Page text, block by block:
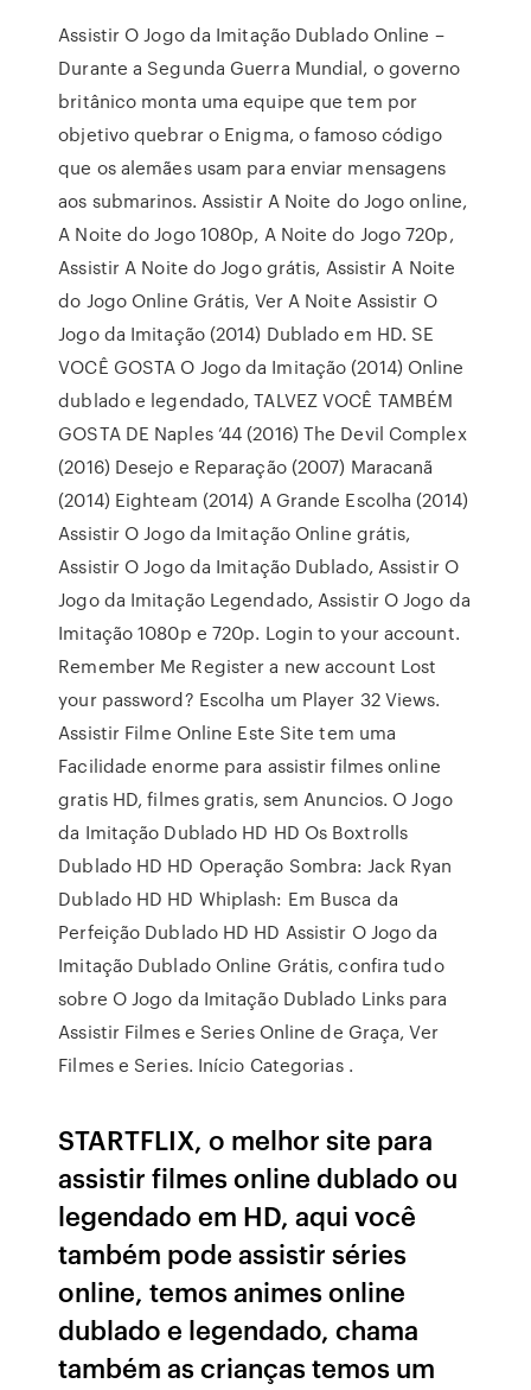
Assistir O Jogo da Imitação Dublado Online –
Durante a Segunda Guerra Mundial, o governo
britânico monta uma equipe que tem por
objetivo quebrar o Enigma, o famoso código
que os alemães usam para enviar mensagens
aos submarinos. Assistir A Noite do Jogo online,
A Noite do Jogo 1080p, A Noite do Jogo 720p,
Assistir A Noite do Jogo grátis, Assistir A Noite
do Jogo Online Grátis, Ver A Noite Assistir O
Jogo da Imitação (2014) Dublado em HD. SE
VOCÊ GOSTA O Jogo da Imitação (2014) Online
dublado e legendado, TALVEZ VOCÊ TAMBÉM
GOSTA DE Naples ’44 (2016) The Devil Complex
(2016) Desejo e Reparação (2007) Maracanã
(2014) Eighteam (2014) A Grande Escolha (2014)
Assistir O Jogo da Imitação Online grátis,
Assistir O Jogo da Imitação Dublado, Assistir O
Jogo da Imitação Legendado, Assistir O Jogo da
Imitação 1080p e 720p. Login to your account.
Remember Me Register a new account Lost
your password? Escolha um Player 32 Views.
Assistir Filme Online Este Site tem uma
Facilidade enorme para assistir filmes online
gratis HD, filmes gratis, sem Anuncios. O Jogo
da Imitação Dublado HD HD Os Boxtrolls
Dublado HD HD Operação Sombra: Jack Ryan
Dublado HD HD Whiplash: Em Busca da
Perfeição Dublado HD HD Assistir O Jogo da
Imitação Dublado Online Grátis, confira tudo
sobre O Jogo da Imitação Dublado Links para
Assistir Filmes e Series Online de Graça, Ver
Filmes e Series. Início Categorias .
STARTFLIX, o melhor site para
assistir filmes online dublado ou
legendado em HD, aqui você
também pode assistir séries
online, temos animes online
dublado e legendado, chama
também as crianças temos um